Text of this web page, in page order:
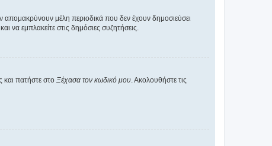
απομακρύνουν μέλη περιοδικά που δεν έχουν δημοσιεύσει
εμπλακείτε στις δημόσιες συζητήσεις.
και πατήστε στο Ξέχασα τον κωδικό μου . Ακολουθήστε τις